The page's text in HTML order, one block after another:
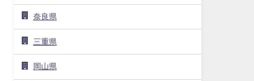
奈良県
三重県
岡山県